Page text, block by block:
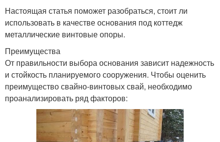
Настоящая статья поможет разобраться, стоит ли
использовать в качестве основания под коттедж
металлические винтовые опоры.
Преимущества
От правильности выбора основания зависит надежность
и стойкость планируемого сооружения. Чтобы оценить
преимущество свайно-винтовых свай, необходимо
проанализировать ряд факторов: